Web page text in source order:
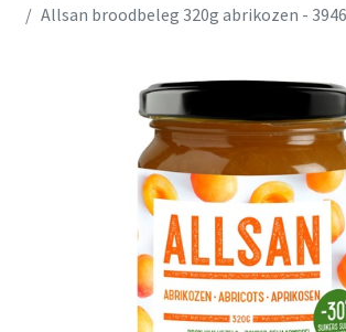
Allsan broodbeleg 320g abrikozen -